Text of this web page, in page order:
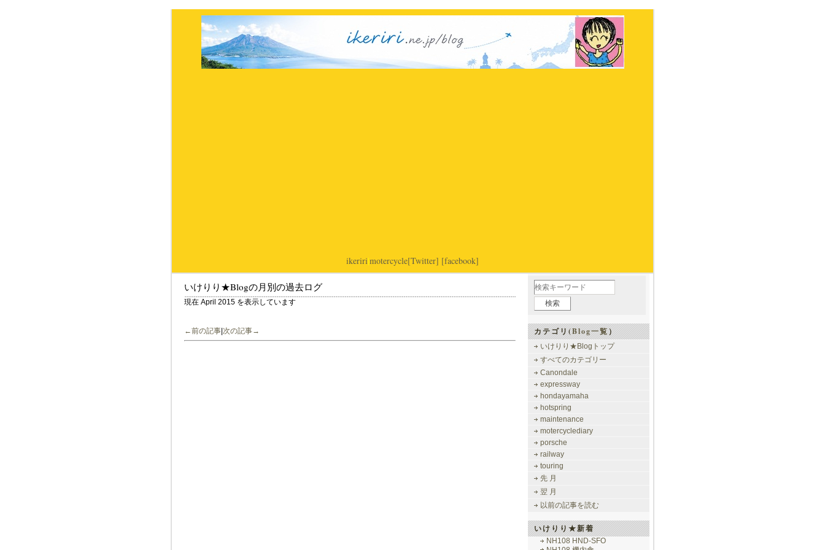
ikeriri|motercycle[Twitter] [facebook]
いけりり★Blogの月別の過去ログ
現在 April 2015 を表示しています
←前の記事 次の記事→ カテゴリ(Blog一覧）
いけりり★Blogトップ
すべてのカテゴリー
Canondale
expressway
hondayamaha
hotspring
maintenance
motercyclediary
porsche
railway
touring
先 月
翌 月
以前の記事を読む
いけりり★新着
NH108 HND-SFO